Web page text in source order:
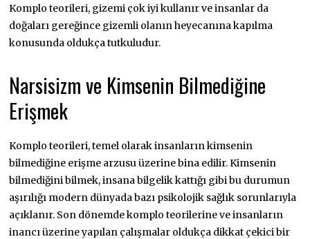
Komplo teorileri, gizemi çok iyi kullanır ve insanlar da
doğaları gereğince gizemli olanın heyecanına kapılma
konusunda oldukça tutkuludur.
Narsisizm ve Kimsenin Bilmediğine
Erişmek
Komplo teorileri, temel olarak insanların kimsenin
bilmediğine erişme arzusu üzerine bina edilir. Kimsenin
bilmediğini bilmek, insana bilgelik kattığı gibi bu durumun
aşırılığı modern dünyada bazı psikolojik sağlık sorunlarıyla
açıklanır. Son dönemde komplo teorilerine ve insanların
inancı üzerine yapılan çalışmalar oldukça dikkat çekici bir